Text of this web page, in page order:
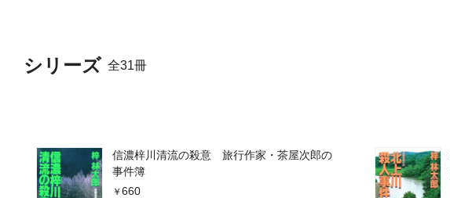
シリーズ 全31冊
信濃梓川清流の殺意 旅行作家・茶屋次郎の
事件簿
660